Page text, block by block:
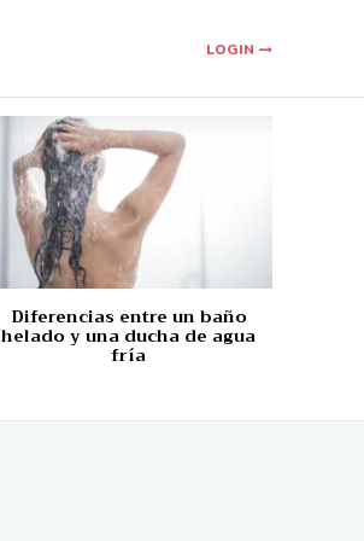
LOGIN
Diferencias entre un baño
helado y una ducha de agua
fría